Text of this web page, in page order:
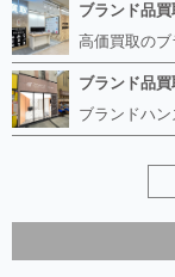
ブランド品
ブランド品